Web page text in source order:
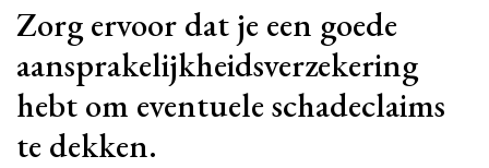
Zorg ervoor dat je een goede
aansprakelijkheidsverzekering
hebt om eventuele schadeclaims
te dekken.